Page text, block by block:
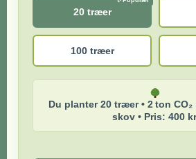
20 træer
100 træer
Du planter 20 træer • 2 ton CO₂
skov • Pris: 400